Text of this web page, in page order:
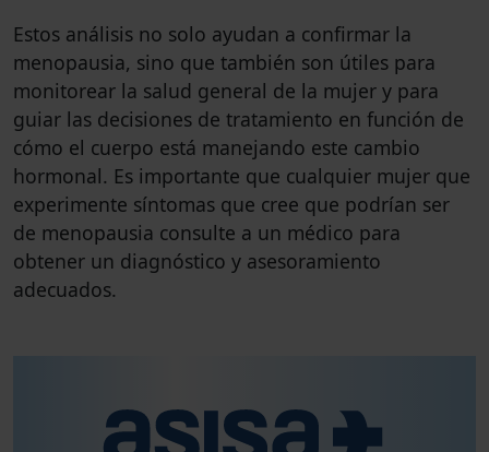
Estos análisis no solo ayudan a confirmar la
menopausia, sino que también son útiles para
monitorear la salud general de la mujer y para
guiar las decisiones de tratamiento en función de
cómo el cuerpo está manejando este cambio
hormonal. Es importante que cualquier mujer que
experimente síntomas que cree que podrían ser
de menopausia consulte a un médico para
obtener un diagnóstico y asesoramiento
adecuados.